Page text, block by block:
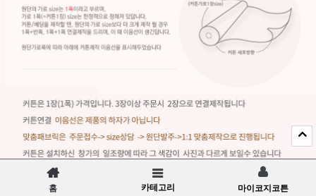
홈 카테고리 마이코지코튼